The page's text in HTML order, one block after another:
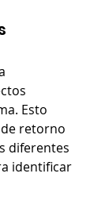
Esto
retorno
diferentes
identificar